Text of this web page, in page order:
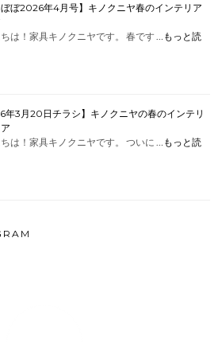
ぼぼ2026年4月号】キノクニヤ春のインテリア
は！家具キノクニヤです。 春です …
もっと読
年3月20日チラシ】キノクニヤの春のインテリ
は！家具キノクニヤです。 ついに …
もっと読